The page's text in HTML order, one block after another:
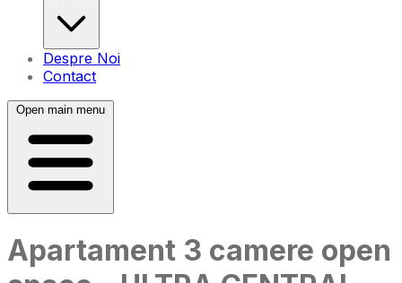
Despre Noi
Contact
Open main menu
Apartament 3 camere open